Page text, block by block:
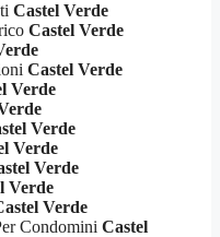
Castel Verde
Castel Verde
Castel Verde
Verde
Verde
Verde
Verde
Verde
Verde
Condomini Castel